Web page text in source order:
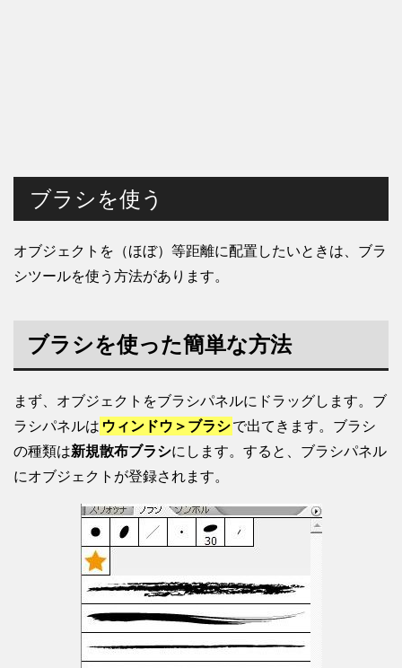
ブラシを使う
オブジェクトを（ほぼ）等距離に配置したいときは、ブラ
シツールを使う方法があります。
ブラシを使った簡単な方法
まず、オブジェクトをブラシパネルにドラッグします。ブ
ラシパネルは ウィンドウ＞ブラシで出てきます。ブラシ
の種類は新規散布ブラシにします。すると、ブラシパネル
にオブジェクトが登録されます。